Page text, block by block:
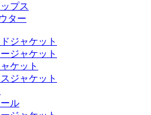
プス
ター
ジャケット
ジャケット
ケット
ジャケット
ル